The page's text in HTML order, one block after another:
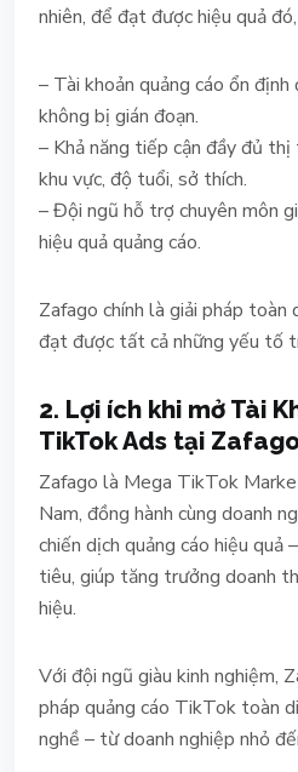
nhiên, để đạt được hiệu quả
– Tài khoản quảng cáo ổn
không bị gián đoạn.
– Khả năng tiếp cận đầy đủ
khu vực, độ tuổi, sở thích.
– Đội ngũ hỗ trợ chuyên môn
hiệu quả quảng cáo.
Zafago chính là giải pháp toàn
đạt được tất cả những yếu tố
2. Lợi ích khi mở Tài
TikTok Ads tại
Zafago là Mega TikTok
Nam, đồng hành cùng doanh
chiến dịch quảng cáo hiệu quả
tiêu, giúp tăng trưởng doanh
hiệu.
Với đội ngũ giàu kinh nghiệm,
pháp quảng cáo TikTok toàn
nghề – từ doanh nghiệp nhỏ